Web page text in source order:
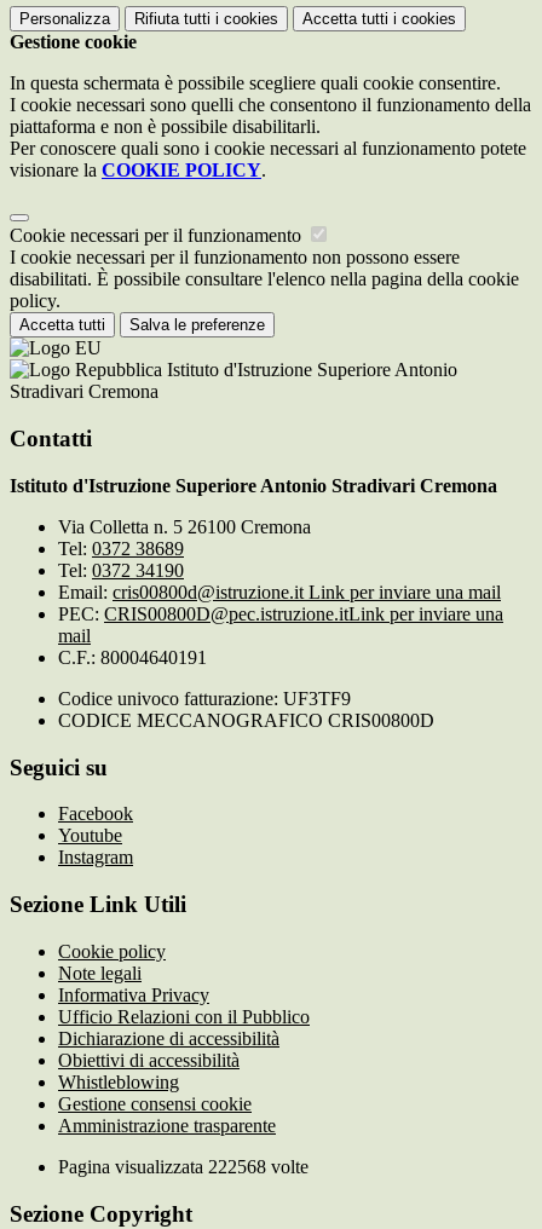
Personalizza Rifiuta tutti i cookies Accetta tutti i cookies
Gestione cookie
In questa schermata è possibile scegliere quali cookie consentire.
I cookie necessari sono quelli che consentono il funzionamento della
piattaforma e non è possibile disabilitarli.
Per conoscere quali sono i cookie necessari al funzionamento potete
visionare la COOKIE POLICY.
Cookie necessari per il funzionamento
I cookie necessari per il funzionamento non possono essere
disabilitati. È possibile consultare l'elenco nella pagina della cookie
policy.
Accetta tutti Salva le preferenze
Istituto d'Istruzione Superiore Antonio
Stradivari Cremona
Contatti
Istituto d'Istruzione Superiore Antonio Stradivari Cremona
Via Colletta n. 5 26100 Cremona
Tel: 0372 38689
Tel: 0372 34190
Email: cris00800d@istruzione.it Link per inviare una mail
PEC: CRIS00800D@pec.istruzione.itLink per inviare una
mail
C.F.: 80004640191
Codice univoco fatturazione: UF3TF9
CODICE MECCANOGRAFICO CRIS00800D
Seguici su
Facebook
Youtube
Instagram
Sezione Link Utili
Cookie policy
Note legali
Informativa Privacy
Ufficio Relazioni con il Pubblico
Dichiarazione di accessibilità
Obiettivi di accessibilità
Whistleblowing
Gestione consensi cookie
Amministrazione trasparente
Pagina visualizzata 222568 volte
Sezione Copyright